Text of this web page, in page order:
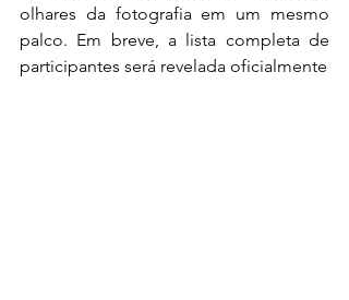
olhares da fotografia em um mesmo
palco. Em breve, a lista completa de
participantes será revelada oficialmente